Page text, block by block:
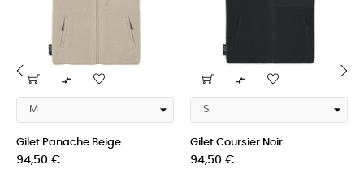

Gilet Panache Beige
Prix
94,50 €

Gilet Coursier Noir
Prix
94,50 €